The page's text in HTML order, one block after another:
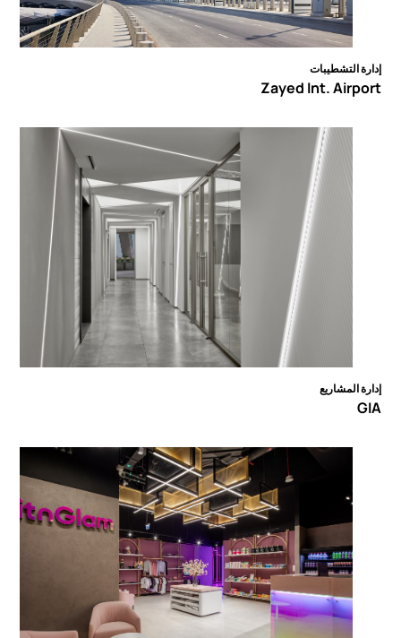
إدارة التشطيبات
Zayed Int. Airport
إدارة المشاريع
GIA